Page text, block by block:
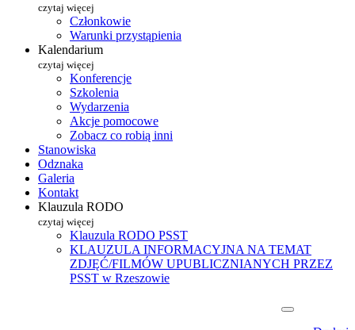
czytaj więcej
Członkowie
Warunki przystąpienia
Kalendarium
czytaj więcej
Konferencje
Szkolenia
Wydarzenia
Akcje pomocowe
Zobacz co robią inni
Stanowiska
Odznaka
Galeria
Kontakt
Klauzula RODO
czytaj więcej
Klauzula RODO PSST
KLAUZULA INFORMACYJNA NA TEMAT
ZDJĘĆ/FILMÓW UPUBLICZNIANYCH PRZEZ
PSST w Rzeszowie